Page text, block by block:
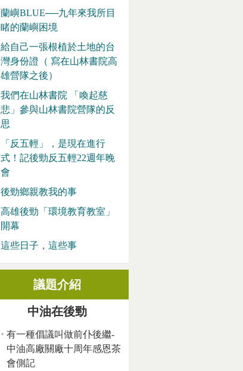
蘭嶼BLUE──九年來我所目
睹的蘭嶼困境
給自己一張根植於土地的台
灣身份證（ 寫在山林書院高
雄營隊之後）
我們在山林書院 「喚起慈
悲」參與山林書院營隊的反
思
「反五輕」，是現在進行
式！記後勁反五輕22週年晚
會
後勁鄉親教我的事
高雄後勁「環境教育教室」
開幕
這些日子，這些事
議題介紹
中油在後勁
有一種倡議叫做前仆後繼-
中油高廠關廠十周年感恩茶
會側記